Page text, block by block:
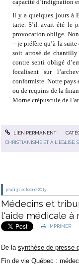
capacité d’indignation
Il y a quelques jours à
tarte. S’il avait été le
provocation oblige. Non
– je préfère qu’à la
soit arrosé de chantilly
contre senti obligé
focalisent sur
conformiste. Notre
ou de requins de la
Morne crépuscule de
LIEN PERMANENT
CHRISTIANISME ET À L'EGLISE ,
jeudi 31 octobre 2013
Médecins et
l'aide médicale à
IMPRIMER
De la synthèse de presse
Fin de vie Québec :